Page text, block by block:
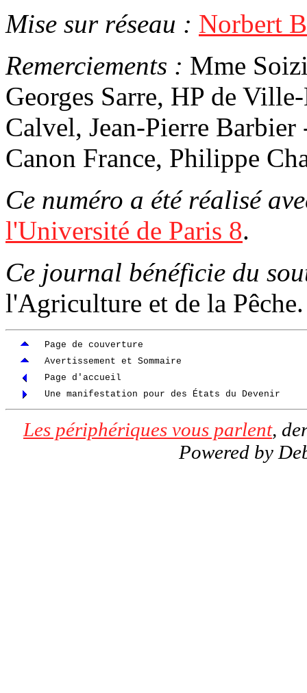
Mise sur réseau : Norbert
Remerciements : Mme
Georges Sarre, HP de
Calvel, Jean-Pierre
Canon France, Philippe
Ce numéro a été réalisé
l'Université de Paris 8.
Ce journal bénéficie du
l'Agriculture et de la Pêche.
Page de couverture
Avertissement et Sommaire
Page d'accueil
Une manifestation pour des États du Devenir
Les périphériques vous parlent,
Powered by